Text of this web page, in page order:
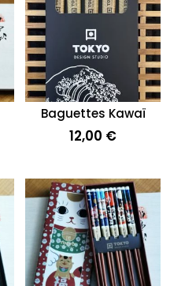
Baguettes Kawaï
12,00 €